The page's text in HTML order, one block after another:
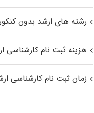
رشته های ارشد بدون کنکور
هزینه ثبت نام کارشناسی
زمان ثبت نام کارشناسی